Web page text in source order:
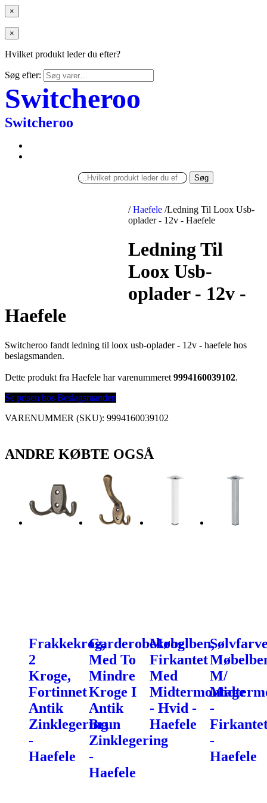
×
×
Hvilket produkt leder du efter?
Søg efter:
Switcheroo
Switcheroo
Søg
/ Haefele /Ledning Til Loox Usb-
oplader - 12v - Haefele
Ledning Til
Loox Usb-
oplader - 12v -
Haefele
Switcheroo fandt ledning til loox usb-oplader - 12v - haefele hos
beslagsmanden.
Dette produkt fra Haefele har varenummeret 9994160039102.
Se prisen hos Beslagsmanden
VARENUMMER (SKU): 9994160039102
ANDRE KØBTE OGSÅ
Frakkekrog,
2
Kroge,
Fortinnet
Antik
Zinklegering
-
Haefele
Garderobekrog
Med To
Mindre
Kroge I
Antik
Brun
Zinklegering
-
Haefele
Møbelben,
Firkantet
Med
Midtermontage
- Hvid -
Haefele
M/
-
-
Haefele